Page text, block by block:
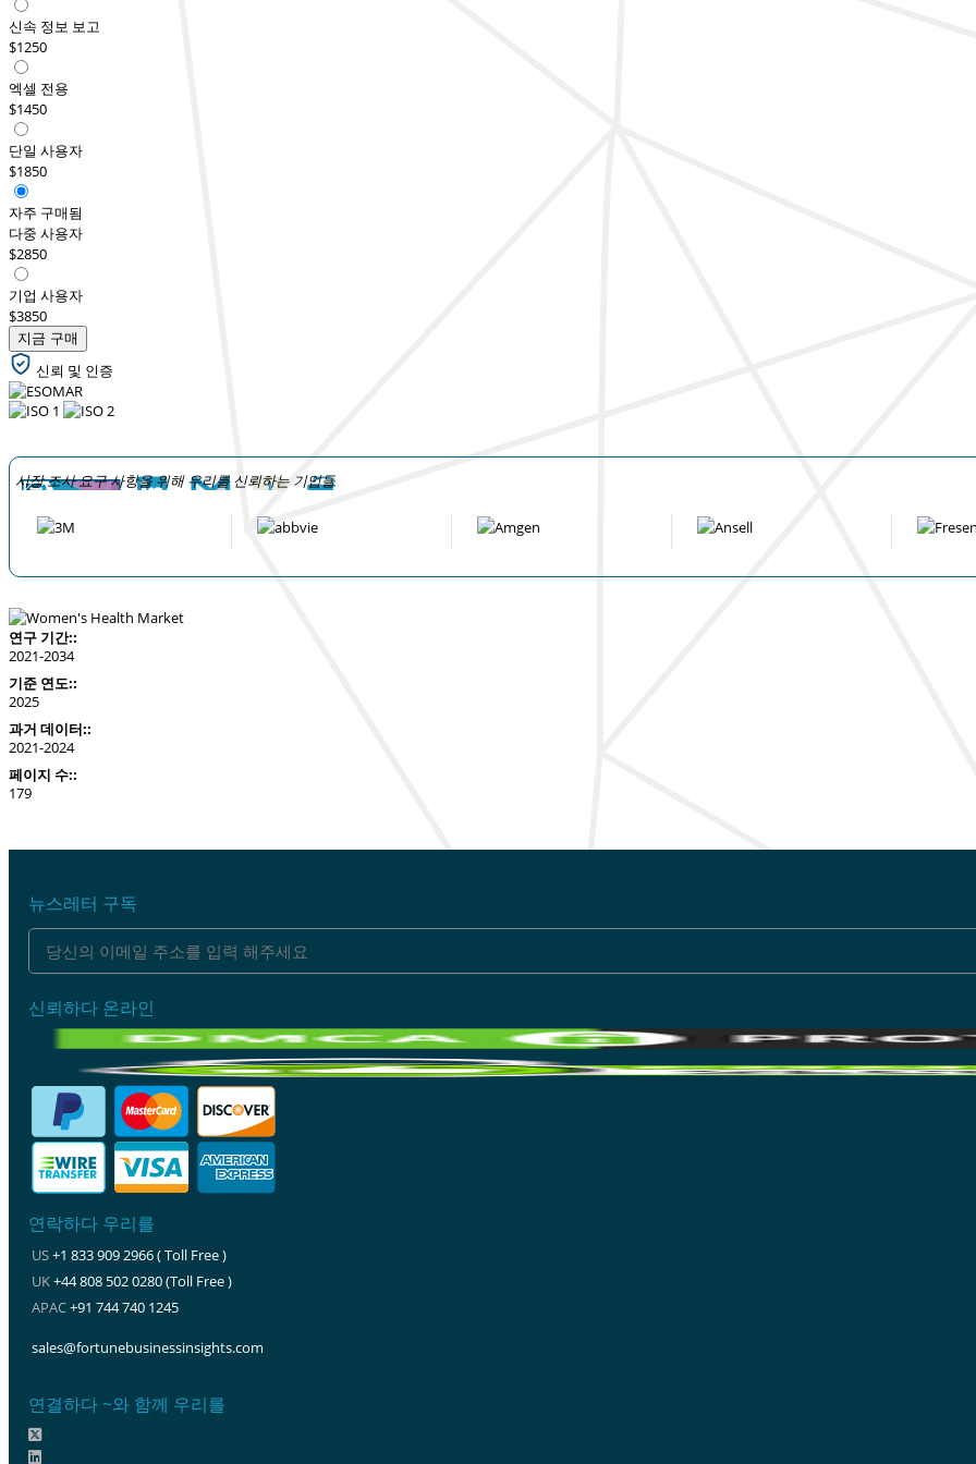
신속 정보 보고
$1250
엑셀 전용
$1450
단일 사용자
$1850
자주 구매됨
다중 사용자
$2850
기업 사용자
$3850
지금 구매
신뢰 및 인증
시장 조사 요구 사항을 위해 우리를 신뢰하는 기업들
연구 기간::
2021-2034
기준 연도::
2025
과거 데이터::
2021-2024
페이지 수::
179
뉴스레터 구독
신뢰하다 온라인
연락하다 우리를
US+1 833 909 2966 ( Toll Free )
UK+44 808 502 0280 (Toll Free )
APAC+91 744 740 1245
sales@fortunebusinessinsights.com
연결하다 ~와 함께 우리를